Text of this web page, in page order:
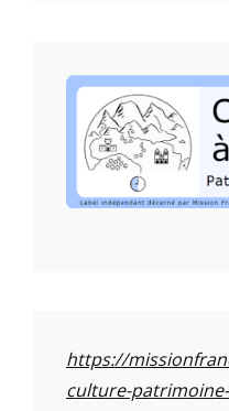
https://
culture-